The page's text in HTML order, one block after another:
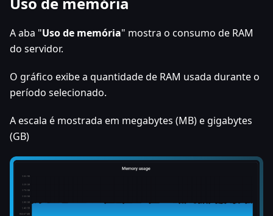
A aba "Uso de memória" mostra o consumo de RAM
do servidor.
O gráfico exibe a quantidade de RAM usada durante o
período selecionado.
A escala é mostrada em megabytes (MB) e gigabytes
(GB)